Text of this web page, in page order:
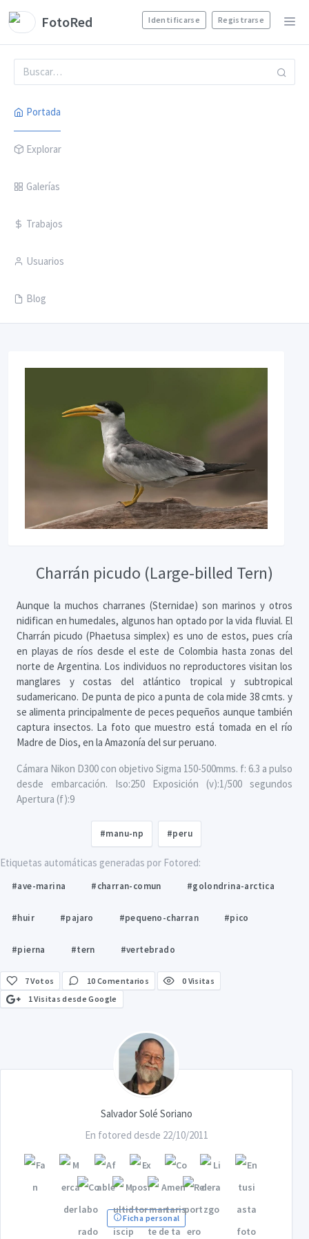
FotoRed Identificarse Registrarse
Portada
Explorar
Galerías
Trabajos
Usuarios
Blog
Charrán picudo (Large-billed Tern)
Aunque la muchos charranes (Sternidae) son marinos y otros
nidifican en humedales, algunos han optado por la vida fluvial. El
Charrán picudo (Phaetusa simplex) es uno de estos, pues cría
en playas de ríos desde el este de Colombia hasta zonas del
norte de Argentina. Los individuos no reproductores visitan los
manglares y costas del atlántico tropical y subtropical
sudamericano. De punta de pico a punta de cola mide 38 cmts. y
se alimenta principalmente de peces pequeños aunque también
captura insectos. La foto que muestro está tomada en el río
Madre de Dios, en la Amazonía del sur peruano.
Cámara Nikon D300 con objetivo Sigma 150-500mms. f: 6.3 a pulso
desde embarcación. Iso:250 Exposición (v):1/500 segundos
Apertura (f):9
#manu-np #peru
Etiquetas automáticas generadas por Fotored:
#ave-marina #charran-comun #golondrina-arctica
#huir #pajaro #pequeno-charran #pico
#pierna #tern #vertebrado
7Votos 10 Comentarios
0 Visitas
1 Visitas desde Google
Salvador Solé Soriano
En fotored desde 22/10/2011
Ficha personal